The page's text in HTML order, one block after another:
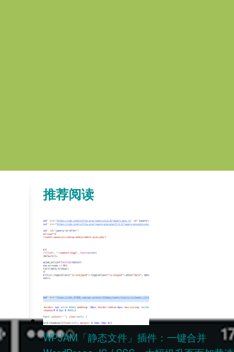
推荐阅读
WPJAM「静态文件」插件：一键合并